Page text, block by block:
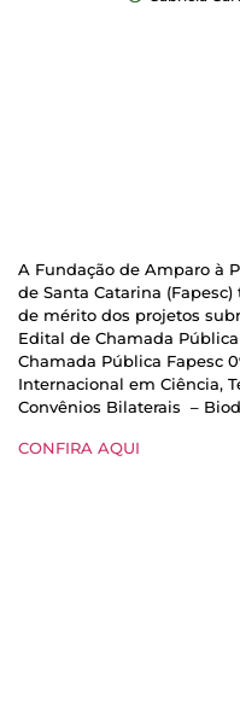
A Fundação de Amparo à
de Santa Catarina
de mérito dos projetos
Edital de Chamada
Chamada Pública Fapesc
Internacional em Ciência,
Convênios Bilaterais –
CONFIRA AQUI